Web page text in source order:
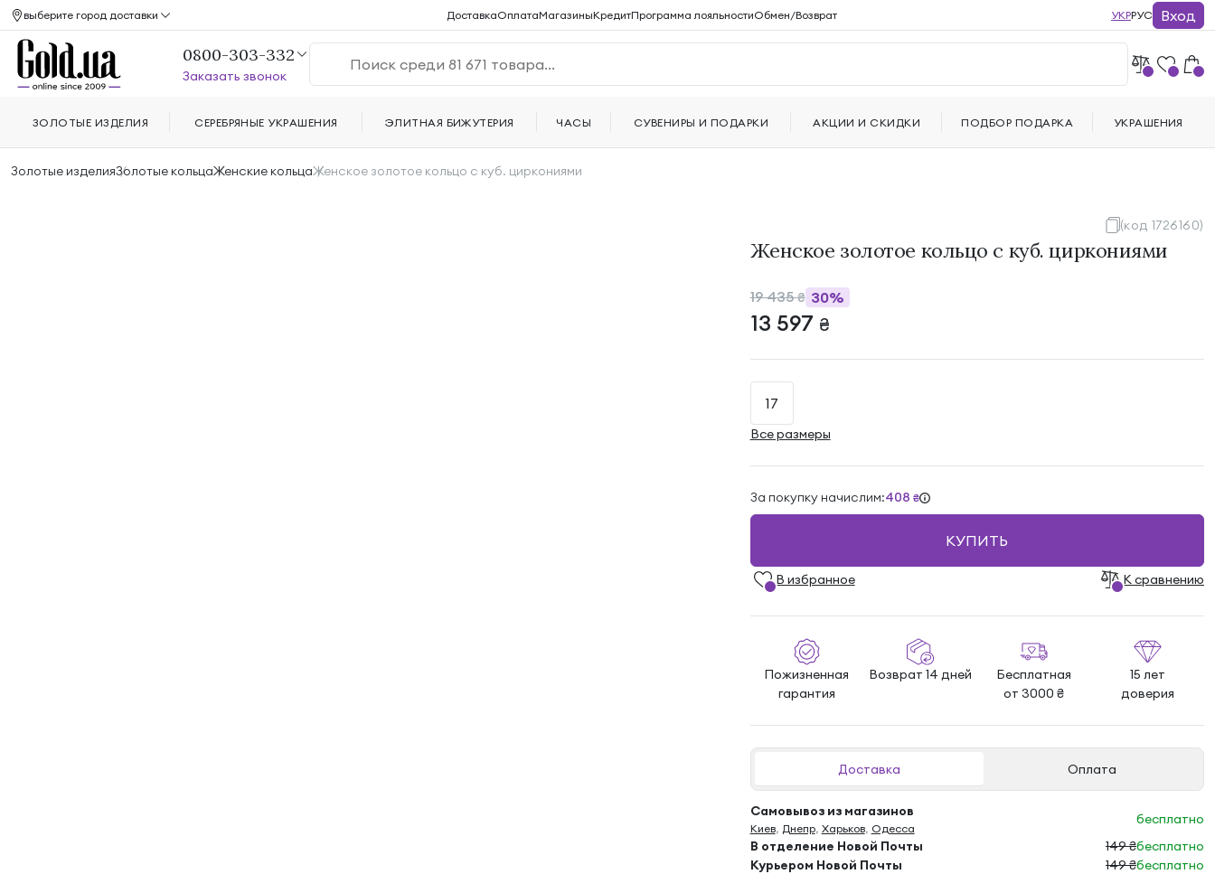
Золотые изделияЗолотые кольцаЖенские кольцаЖенское золотое кольцо с куб. циркониями
(код 1726160)
Женское золотое кольцо с куб. циркониями
19 435₴ 30%
13 597 ₴
17
Все размеры
За покупку начислим:408 ₴
КУПИТЬ
В избранноe К сравнению
Пожизненная
гарантия
Возврат 14 дней
Бесплатная
от 3000 ₴
15 лет
доверия
Доставка Оплата
Самовывоз из магазинов
Киев, Днепр, Харьков, Одесса
бесплатно
В отделение Новой Почты
149 ₴бесплатно
Курьером Новой Почты
149 ₴бесплатно
выберите город доставки ДоставкаОплатаМагазиныКредитПрограмма лояльностиОбмен/Возврат УКРРУС Вход
0800-303-332
Заказать звонок
ЗОЛОТЫЕ ИЗДЕЛИЯ СЕРЕБРЯНЫЕ УКРАШЕНИЯ ЭЛИТНАЯ БИЖУТЕРИЯ ЧАСЫ СУВЕНИРЫ И ПОДАРКИ АКЦИИ И СКИДКИ ПОДБОР ПОДАРКА УКРАШЕНИЯ